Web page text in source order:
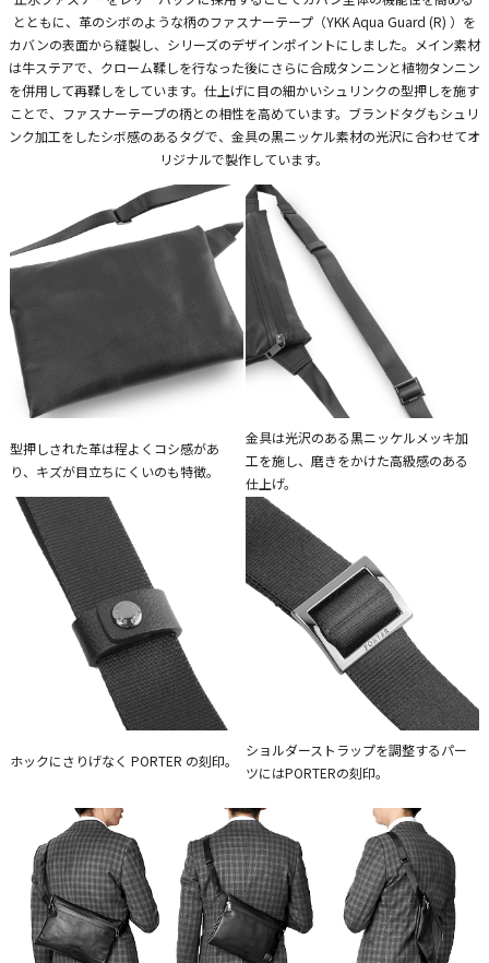
とともに、革のシボのような柄のファスナーテープ（YKK Aqua Guard (R) ）を
カバンの表面から縫製し、シリーズのデザインポイントにしました。メイン素材
は牛ステアで、クローム鞣しを行なった後にさらに合成タンニンと植物タンニン
を併用して再鞣しをしています。仕上げに目の細かいシュリンクの型押しを施す
ことで、ファスナーテープの柄との相性を高めています。ブランドタグもシュリ
ンク加工をしたシボ感のあるタグで、金具の黒ニッケル素材の光沢に合わせてオ
リジナルで製作しています。
型押しされた革は程よくコシ感があ
り、キズが目立ちにくいのも特徴。
金具は光沢のある黒ニッケルメッキ加
工を施し、磨きをかけた高級感のある
仕上げ。
ホックにさりげなく PORTER の刻印。
ショルダーストラップを調整するパー
ツにはPORTERの刻印。